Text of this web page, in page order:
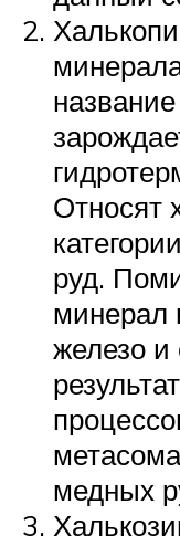
Относят
руд.
минерал
железо и
медных